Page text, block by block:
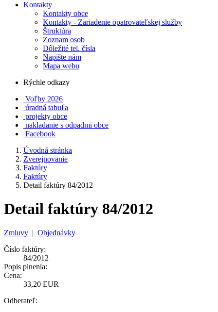
Kontakty
Kontakty obce
Kontakty - Zariadenie opatrovateľskej služby
Štruktúra
Zoznam osob
Dôležité tel. čísla
Napište nám
Mapa webu
Rýchle odkazy
Voľby 2026
úradná tabuľa
projekty obce
nakladanie s odpadmi obce
Facebook
Úvodná stránka
Zverejnovanie
Faktúry
Faktúry
Detail faktúry 84/2012
Detail faktúry 84/2012
Zmluvy | Objednávky
Číslo faktúry:
84/2012
Popis plnenia:
Cena:
33,20 EUR
Odberateľ: